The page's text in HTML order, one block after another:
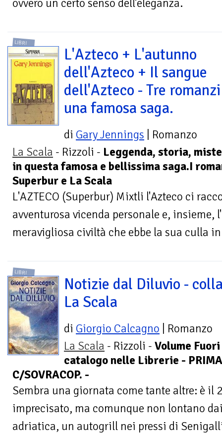
ovvero un certo senso dell'eleganza.
LIBRI
L'Azteco + L'autunno
dell'Azteco + Il sangue
dell'Azteco - Tre
una famosa saga.
di Gary Jennings | Romanzo
La Scala - Rizzoli - Leggenda, storia,
in questa famosa e bellissima saga.I
Superbur e La Scala
L'AZTECO (Superbur) Mixtli l'Azteco ci
avventurosa vicenda personale e,
meravigliosa civiltà che ebbe la sua culla
LIBRI
Notizie dal Diluvio -
La Scala
di Giorgio Calcagno | Romanzo
La Scala - Rizzoli - Volume Fuori
catalogo nelle Librerie - PRIMA
C/SOVRACOP. -
Sembra una giornata come tante altre: è il
imprecisato, ma comunque non lontano
adriatica, un autogrill nei pressi di